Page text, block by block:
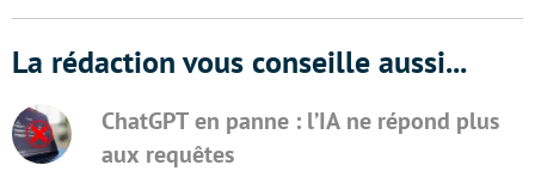
La rédaction vous conseille aussi...
ChatGPT en panne : l’IA ne répond plus
aux requêtes